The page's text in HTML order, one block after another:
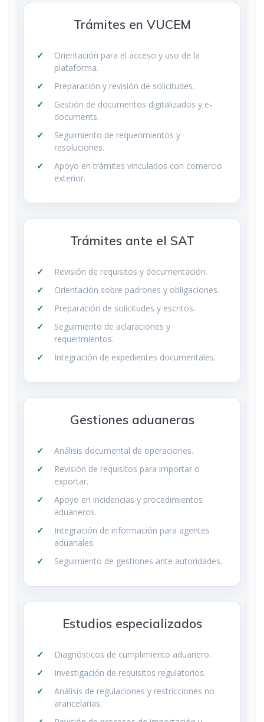
Trámites en VUCEM
Orientación para el acceso y uso de la
plataforma.
Preparación y revisión de solicitudes.
Gestión de documentos digitalizados y e-
documents.
Seguimiento de requerimientos y
resoluciones.
Apoyo en trámites vinculados con comercio
exterior.
Trámites ante el SAT
Revisión de requisitos y documentación.
Orientación sobre padrones y obligaciones.
Preparación de solicitudes y escritos.
Seguimiento de aclaraciones y
requerimientos.
Integración de expedientes documentales.
Gestiones aduaneras
Análisis documental de operaciones.
Revisión de requisitos para importar o
exportar.
Apoyo en incidencias y procedimientos
aduaneros.
Integración de información para agentes
aduanales.
Seguimiento de gestiones ante autoridades.
Estudios especializados
Diagnósticos de cumplimiento aduanero.
Investigación de requisitos regulatorios.
Análisis de regulaciones y restricciones no
arancelarias.